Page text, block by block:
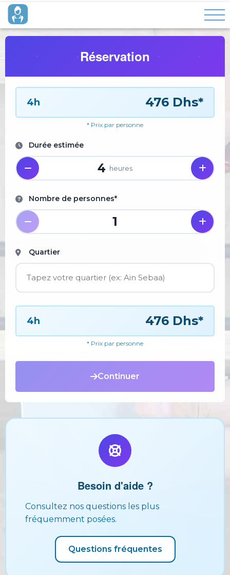
Réservation
4h 476 Dhs*
* Prix par personne
Durée estimée
4 heures
Nombre de personnes*
1
Quartier
4h 476 Dhs*
* Prix par personne
Continuer
Besoin d'aide ?
Consultez nos questions les plus
fréquemment posées.
Questions fréquentes